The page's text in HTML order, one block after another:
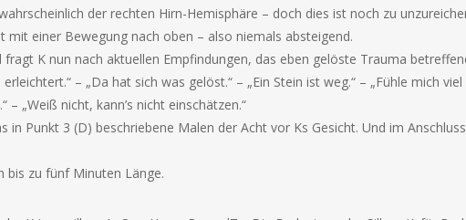
der rechten Hirn-Hemisphäre – doch dies ist noch zu
mit einer Bewegung nach oben – also niemals absteigend.
fragt K nun nach aktuellen Empfindungen, das eben gelöste Trauma
– „Da hat sich was gelöst.“ – „Ein Stein ist weg.“ – „Fühle mich
– „Weiß nicht, kann’s nicht einschätzen.“
in Punkt 3 (D) beschriebene Malen der Acht vor Ks Gesicht. Und im
bis zu fünf Minuten Länge.